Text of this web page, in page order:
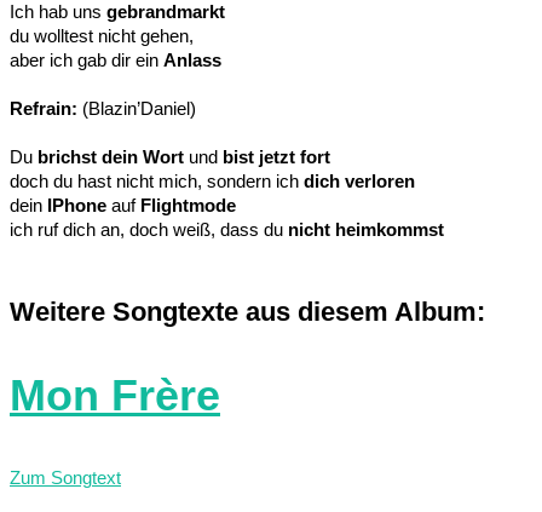
Ich hab uns gebrandmarkt
du wolltest nicht gehen,
aber ich gab dir ein Anlass
Refrain: (Blazin’Daniel)
Du brichst dein Wort und bist jetzt fort
doch du hast nicht mich, sondern ich dich verloren
dein IPhone auf Flightmode
ich ruf dich an, doch weiß, dass du nicht heimkommst
Weitere Songtexte aus diesem Album:
Mon Frère
Zum Songtext